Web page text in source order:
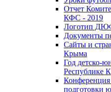
Отчет
КФС - 2019
Логотип
Документы
Сайты и
Крыма
Год детско-
Республике
подготовки